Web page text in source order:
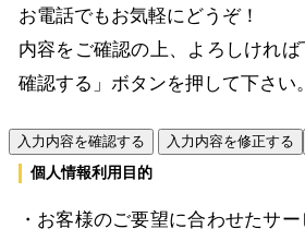
お電話でもお気軽にどうぞ！
内容をご確認の上、よろしけれ
確認する」ボタンを押して下さい。
個人情報利用目的
・お客様のご要望に合わせたサ